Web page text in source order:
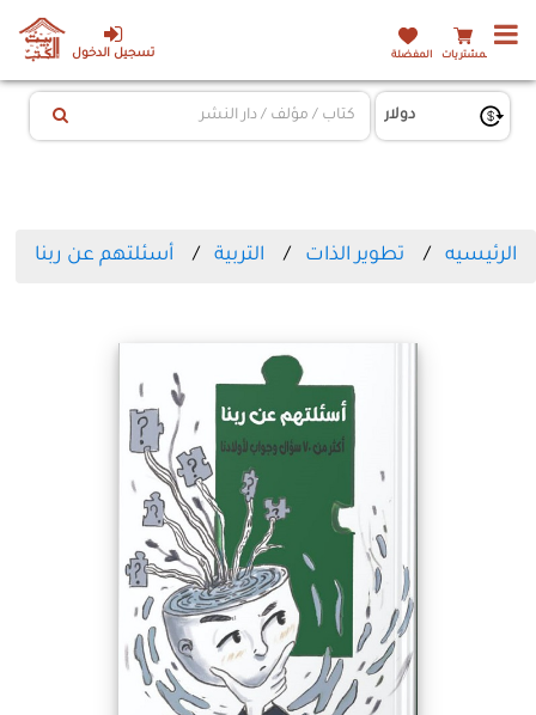
تسجيل الدخول المشتريات المفضلة
الرئيسيه تطوير الذات التربية أسئلتهم عن ربنا